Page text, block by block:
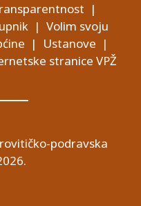
|
| Volim svoju
| Ustanove |
stranice VPŽ
podravska